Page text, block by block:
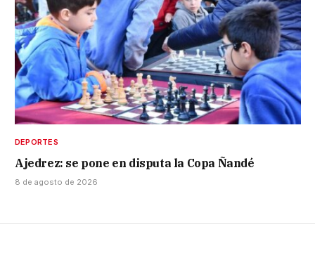
DEPORTES
Ajedrez: se pone en disputa la Copa Ñandé
8 de agosto de 2026